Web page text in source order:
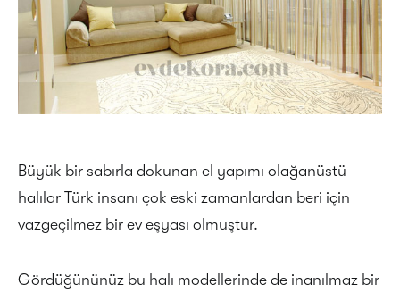
Büyük bir sabırla dokunan el yapımı olağanüstü
halılar Türk insanı çok eski zamanlardan beri için
vazgeçilmez bir ev eşyası olmuştur.
Gördüğününüz bu halı modellerinde de inanılmaz bir